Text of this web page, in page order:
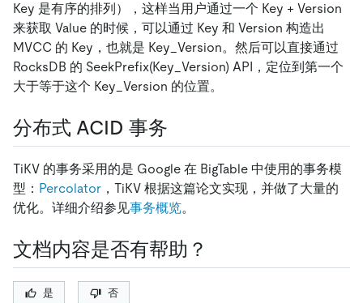
Key 是有序的排列），这样当用户通过一个 Key + Version
来获取 Value 的时候，可以通过 Key 和 Version 构造出
MVCC 的 Key，也就是 Key_Version。然后可以直接通过
RocksDB 的 SeekPrefix(Key_Version) API，定位到第一个
大于等于这个 Key_Version 的位置。
分布式 ACID 事务
TiKV 的事务采用的是 Google 在 BigTable 中使用的事务模
型： Percolator ，TiKV 根据这篇论文实现，并做了大量的
优化。详细介绍参见事务概览。
文档内容是否有帮助？
是 否